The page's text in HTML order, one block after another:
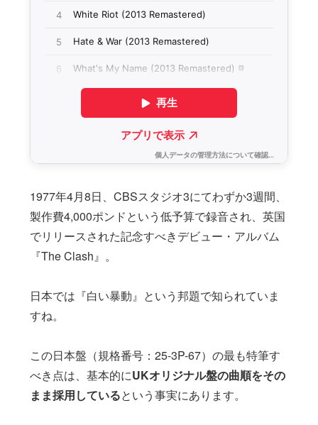
1977年4月8日、CBSスタジオ3にてわずか3週間、
製作費4,000ポンドという低予算で録音され、英国
でリリースされた記念すべきデビュー・アルバム
『The Clash』。
日本では『白い暴動』という邦題で知られていま
すね。
この日本盤（規格番号：25-3P-67）の最も特筆す
べき点は、基本的にUKオリジナル盤の曲順をその
まま採用しているという事実にあります。